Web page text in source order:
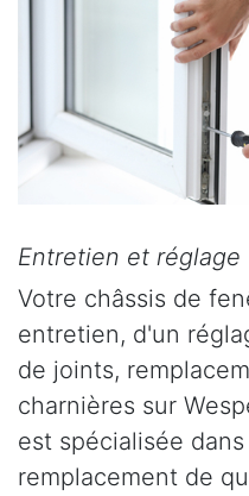
Entretien et réglage
Votre châssis de
entretien, d'un
de joints,
charnières sur
est spécialisée
remplacement de